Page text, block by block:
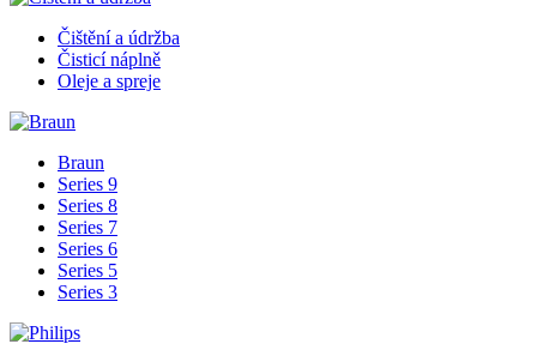
Čištění a údržba
Čisticí náplně
Oleje a spreje
Braun
Series 9
Series 8
Series 7
Series 6
Series 5
Series 3